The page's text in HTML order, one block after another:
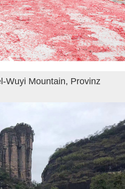
Wuyi Mountain, Provinz